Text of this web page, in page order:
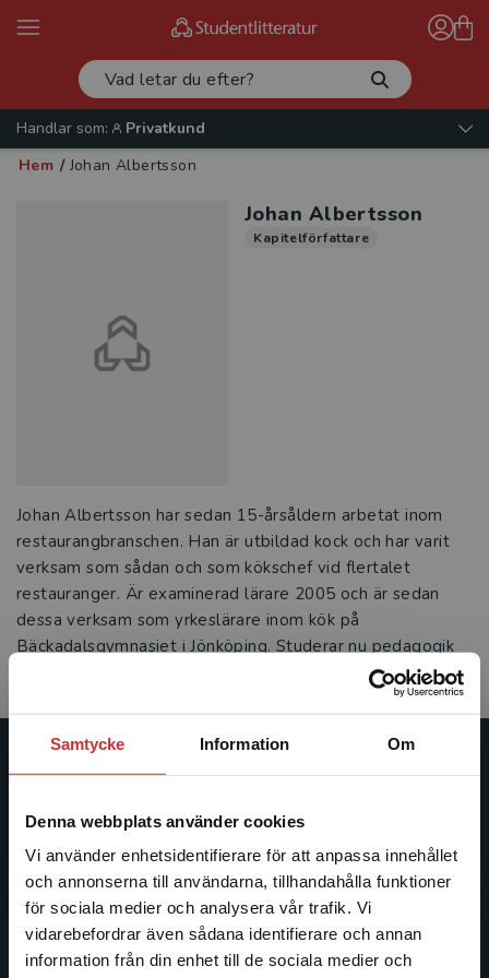
Samtycke Information Om
Denna webbplats använder cookies
Vi använder enhetsidentifierare för att anpassa innehållet
och annonserna till användarna, tillhandahålla funktioner
för sociala medier och analysera vår trafik. Vi
vidarebefordrar även sådana identifierare och annan
information från din enhet till de sociala medier och
Begränsad fraktregion
Handlar som:
Privatkund
Hem / Johan Albertsson
Johan Albertsson
Kapitelförfattare
Johan Albertsson har sedan 15-årsåldern arbetat inom
restaurangbranschen. Han är utbildad kock och har varit
verksam som sådan och som kökschef vid flertalet
restauranger. Är examinerad lärare 2005 och är sedan
dessa verksam som yrkeslärare inom kök på
Bäckadalsgymnasiet i Jönköping. Studerar nu pedagogik
Studentlitteratur
Studentlitteratur grundades 1963 och är idag Sveriges
ledande utbildningsförlag. Med läromedel, kurslitteratur,
facklitteratur, utbildningar och digitala
informationstjänster i utbudet, finns Studentlitteratur med
längs hela kunskapsresan.